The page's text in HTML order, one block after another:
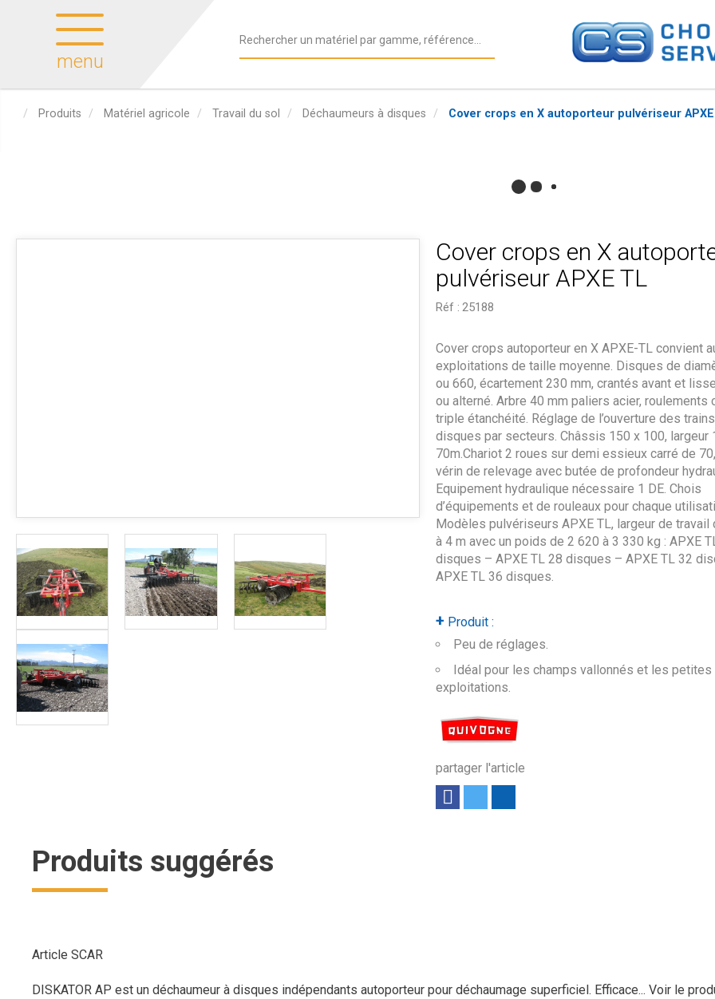
menu
Produits Matériel agricole Travail du sol Déchaumeurs à disques Cover crops en X autoporteur pulvériseur
Cover crops en X
pulvériseur APXE TL
Réf : 25188
+ Produit :
Peu de réglages.
Idéal pour les champs vallonnés et les petites
exploitations.
partager l'article
Cover crops autoporteur en X APXE-TL convient
exploitations de taille moyenne. Disques de
ou 660, écartement 230 mm, crantés avant et
ou alterné. Arbre 40 mm paliers acier, roulements
triple étanchéité. Réglage de l’ouverture des
disques par secteurs. Châssis 150 x 100, largeur
70m.Chariot 2 roues sur demi essieux carré de
vérin de relevage avec butée de profondeur
Equipement hydraulique nécessaire 1 DE. Chois
d’équipements et de rouleaux pour chaque
Modèles pulvériseurs APXE TL, largeur de travail
à 4 m avec un poids de 2 620 à 3 330 kg : APXE
disques – APXE TL 28 disques – APXE TL 32
APXE TL 36 disques.
Produits suggérés
Article SCAR
DISKATOR AP est un déchaumeur à disques indépendants autoporteur pour déchaumage superficiel. Efficace... Voir le